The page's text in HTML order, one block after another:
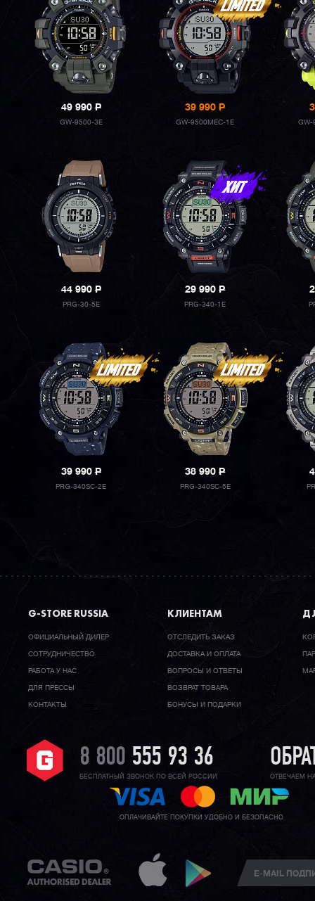
49 990P
GW-9500-3E
39 990P
GW-9500MEC-1E GW-
44 990P
PRG-30-5E
29 990P
PRG-340-1E
39 990P
PRG-340SC-2E
38 990P
PRG-340SC-5E
G-STORE RUSSIA
ОФИЦИАЛЬНЫЙ ДИЛЕР
CОТРУДНИЧЕСТВО
РАБОТА У НАС
ДЛЯ ПРЕССЫ
КОНТАКТЫ
КЛИЕНТАМ
ОТСЛЕДИТЬ ЗАКАЗ
ДОСТАВКА И ОПЛАТА
ВОПРОСЫ И ОТВЕТЫ
ВОЗВРАТ ТОВАРА
БОНУСЫ И ПОДАРКИ
8 800 555 93 36
БЕСПЛАТНЫЙ ЗВОНОК ПО ВСЕЙ РОССИИ ОТВЕЧАЕМ
ОПЛАЧИВАЙТЕ ПОКУПКИ УДОБНО И БЕЗОПАСНО